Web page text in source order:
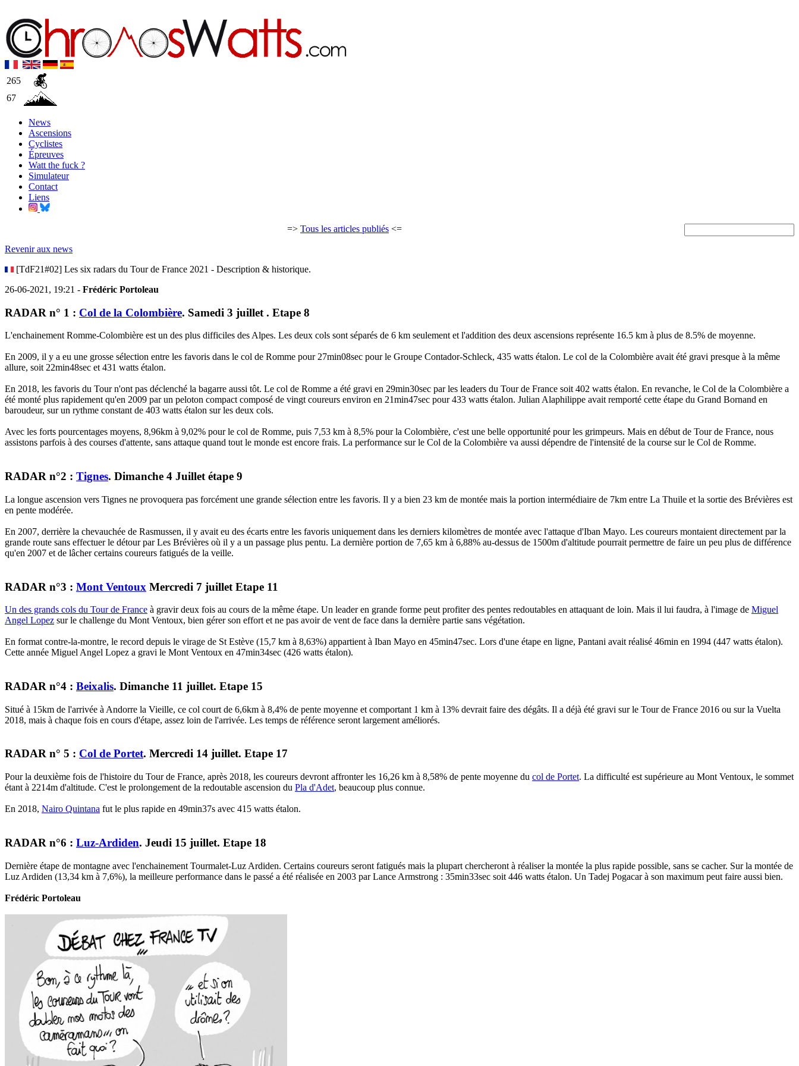
265
67
News
Ascensions
Cyclistes
Épreuves
Watt the fuck ?
Simulateur
Contact
Liens
=> Tous les articles publiés <=
Revenir aux news
[TdF21#02] Les six radars du Tour de France 2021 - Description & historique.
26-06-2021, 19:21 - Frédéric Portoleau
RADAR n° 1 : Col de la Colombière. Samedi 3 juillet . Etape 8
L'enchainement Romme-Colombière est un des plus difficiles des Alpes. Les deux cols sont séparés de 6 km seulement et l'addition des deux ascensions représente 16.5 km à plus de 8.5% de moyenne.
En 2009, il y a eu une grosse sélection entre les favoris dans le col de Romme pour 27min08sec pour le Groupe Contador-Schleck, 435 watts étalon. Le col de la Colombière avait été gravi presque à la même
allure, soit 22min48sec et 431 watts étalon.
En 2018, les favoris du Tour n'ont pas déclenché la bagarre aussi tôt. Le col de Romme a été gravi en 29min30sec par les leaders du Tour de France soit 402 watts étalon. En revanche, le Col de la Colombière a
été monté plus rapidement qu'en 2009 par un peloton compact composé de vingt coureurs environ en 21min47sec pour 433 watts étalon. Julian Alaphilippe avait remporté cette étape du Grand Bornand en
baroudeur, sur un rythme constant de 403 watts étalon sur les deux cols.
Avec les forts pourcentages moyens, 8,96km à 9,02% pour le col de Romme, puis 7,53 km à 8,5% pour la Colombière, c'est une belle opportunité pour les grimpeurs. Mais en début de Tour de France, nous
assistons parfois à des courses d'attente, sans attaque quand tout le monde est encore frais. La performance sur le Col de la Colombière va aussi dépendre de l'intensité de la course sur le Col de Romme.
RADAR n°2 : Tignes. Dimanche 4 Juillet étape 9
La longue ascension vers Tignes ne provoquera pas forcément une grande sélection entre les favoris. Il y a bien 23 km de montée mais la portion intermédiaire de 7km entre La Thuile et la sortie des Brévières est
en pente modérée.
En 2007, derrière la chevauchée de Rasmussen, il y avait eu des écarts entre les favoris uniquement dans les derniers kilomètres de montée avec l'attaque d'Iban Mayo. Les coureurs montaient directement par la
grande route sans effectuer le détour par Les Brévières où il y a un passage plus pentu. La dernière portion de 7,65 km à 6,88% au-dessus de 1500m d'altitude pourrait permettre de faire un peu plus de différence
qu'en 2007 et de lâcher certains coureurs fatigués de la veille.
RADAR n°3 : Mont Ventoux Mercredi 7 juillet Etape 11
Un des grands cols du Tour de France à gravir deux fois au cours de la même étape. Un leader en grande forme peut profiter des pentes redoutables en attaquant de loin. Mais il lui faudra, à l'image de Miguel
Angel Lopez sur le challenge du Mont Ventoux, bien gérer son effort et ne pas avoir de vent de face dans la dernière partie sans végétation.
En format contre-la-montre, le record depuis le virage de St Estève (15,7 km à 8,63%) appartient à Iban Mayo en 45min47sec. Lors d'une étape en ligne, Pantani avait réalisé 46min en 1994 (447 watts étalon).
Cette année Miguel Angel Lopez a gravi le Mont Ventoux en 47min34sec (426 watts étalon).
RADAR n°4 : Beixalis. Dimanche 11 juillet. Etape 15
Situé à 15km de l'arrivée à Andorre la Vieille, ce col court de 6,6km à 8,4% de pente moyenne et comportant 1 km à 13% devrait faire des dégâts. Il a déjà été gravi sur le Tour de France 2016 ou sur la Vuelta
2018, mais à chaque fois en cours d'étape, assez loin de l'arrivée. Les temps de référence seront largement améliorés.
RADAR n° 5 : Col de Portet. Mercredi 14 juillet. Etape 17
Pour la deuxième fois de l'histoire du Tour de France, après 2018, les coureurs devront affronter les 16,26 km à 8,58% de pente moyenne du col de Portet. La difficulté est supérieure au Mont Ventoux, le sommet
étant à 2214m d'altitude. C'est le prolongement de la redoutable ascension du Pla d'Adet, beaucoup plus connue.
En 2018, Nairo Quintana fut le plus rapide en 49min37s avec 415 watts étalon.
RADAR n°6 : Luz-Ardiden. Jeudi 15 juillet. Etape 18
Dernière étape de montagne avec l'enchainement Tourmalet-Luz Ardiden. Certains coureurs seront fatigués mais la plupart chercheront à réaliser la montée la plus rapide possible, sans se cacher. Sur la montée de
Luz Ardiden (13,34 km à 7,6%), la meilleure performance dans le passé a été réalisée en 2003 par Lance Armstrong : 35min33sec soit 446 watts étalon. Un Tadej Pogacar à son maximum peut faire aussi bien.
Frédéric Portoleau